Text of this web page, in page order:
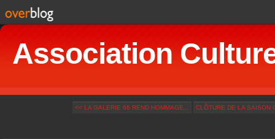
Association
<< LA GALERIE 66 REND HOMMAGE... CLÔTURE DE LA SAISON